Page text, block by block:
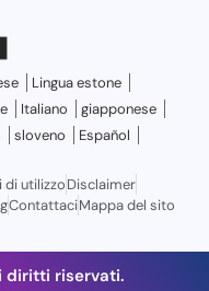
Lingua estone
Italiano
giapponese
sloveno
Español
di utilizzoDisclaimer
ContattaciMappa del sito
diritti riservati.